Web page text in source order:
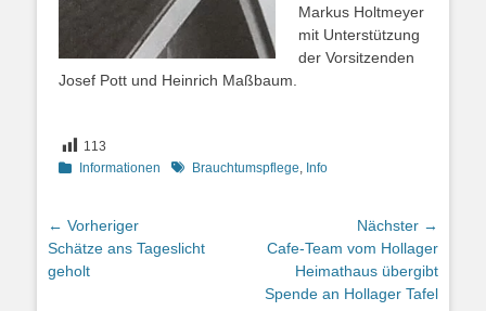
Markus Holtmeyer
mit Unterstützung
der Vorsitzenden
Josef Pott und Heinrich Maßbaum.
113
Kategorien
Informationen Schlagworte
Brauchtumspflege, Info
Beitragsnavigation
← Vorheriger
Vorheriger
Beitrag:
Schätze ans Tageslicht
geholt
Nächster →
Nächster
Cafe-Team vom Hollager
Heimathaus übergibt
Spende an Hollager Tafel